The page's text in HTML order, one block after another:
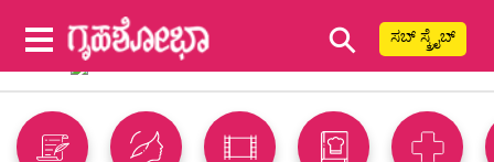
⚲ ಸಬ್ ಸ್ಕ್ರೈಬ್